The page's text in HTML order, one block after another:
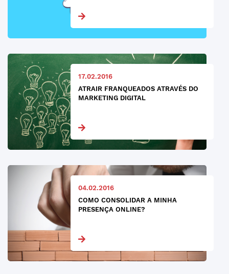
17.02.2016
ATRAIR FRANQUEADOS ATRAVÉS DO
MARKETING DIGITAL
04.02.2016
COMO CONSOLIDAR A MINHA
PRESENÇA ONLINE?